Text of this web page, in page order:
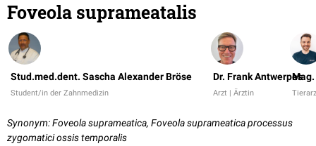
Foveola suprameatalis
Stud.med.dent. Sascha Alexander Bröse
Student/in der Zahnmedizin
Dr. Frank Antwerpes
Arzt | Ärztin
Synonym: Foveola suprameatica, Foveola suprameatica processus
zygomatici ossis temporalis